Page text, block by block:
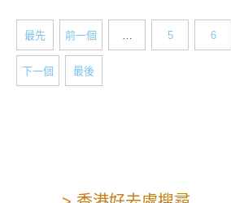
最先 前一個 … 5 6
下一個 最後